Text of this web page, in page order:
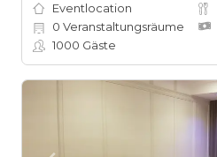
Eventlocation
0 Veranstaltungsräume
1000 Gäste